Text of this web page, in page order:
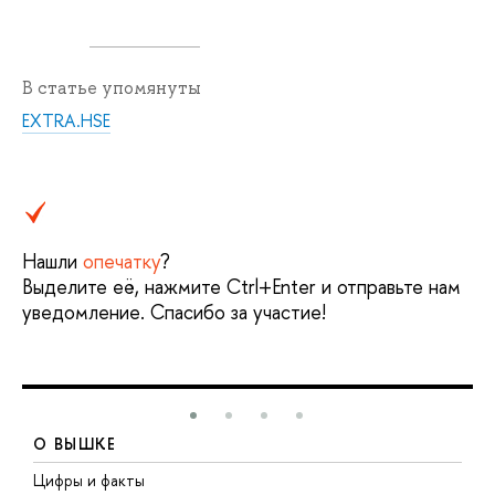
В статье упомянуты
EXTRA.HSE
Нашли опечатку?
Выделите её, нажмите Ctrl+Enter и отправьте нам
уведомление. Спасибо за участие!
О ВЫШКЕ
Цифры и факты